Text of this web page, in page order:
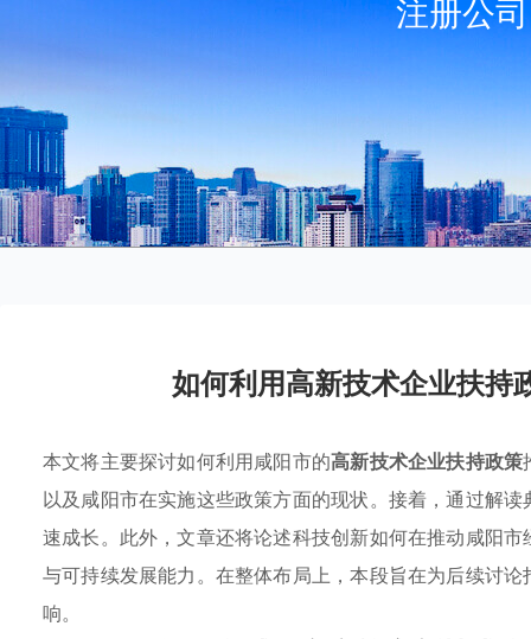
注册公
如何利用高新技术企业扶持
本文将主要探讨如何利用咸阳市的高新技术企业扶持政策
以及咸阳市在实施这些政策方面的现状。接着，通过解
速成长。此外，文章还将论述科技创新如何在推动咸阳
与可持续发展能力。在整体布局上，本段旨在为后续讨
响。